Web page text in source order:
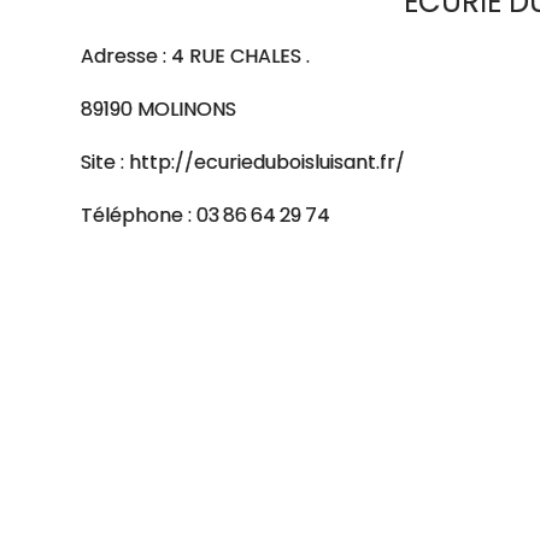
Adresse : 4 RUE CHALES .
89190 MOLINONS
Site : http://ecurieduboisluisant.fr/
Téléphone : 03 86 64 29 74